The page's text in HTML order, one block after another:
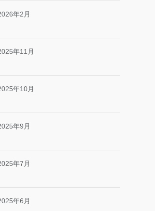
年2月
年11月
年10月
年9月
年7月
年6月